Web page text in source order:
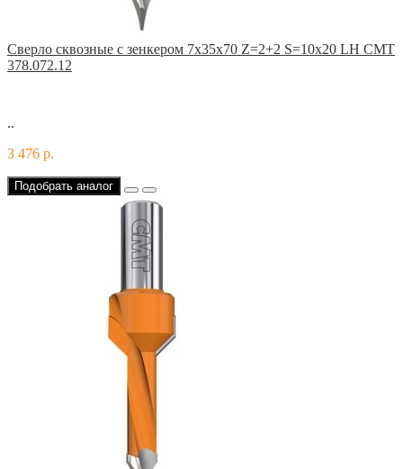
Сверло сквозные с зенкером 7x35x70 Z=2+2 S=10x20 LH CMT
378.072.12
..
3 476 р.
Подобрать аналог